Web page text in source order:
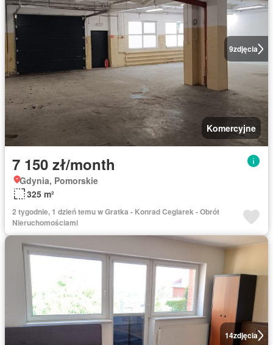
9zdjęcia
Komercyjne
7 150 zł/month
Gdynia, Pomorskie
325 m²
2 tygodnie, 1 dzień temu w Gratka - Konrad Ceglarek - Obrót
Nieruchomościami
14zdjęcia